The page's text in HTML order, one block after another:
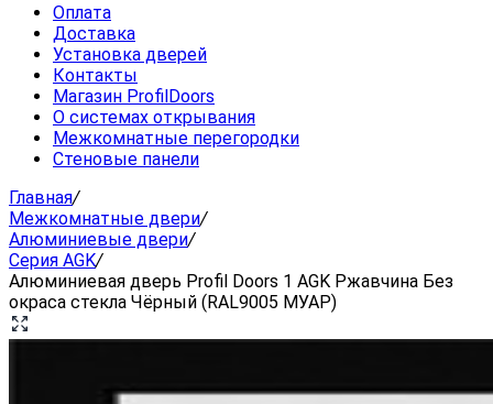
Оплата
Доставка
Установка дверей
Контакты
Магазин ProfilDoors
О системах открывания
Межкомнатные перегородки
Стеновые панели
Главная/
Межкомнатные двери/
Алюминиевые двери/
Серия AGK/
Алюминиевая дверь Profil Doors 1 AGK Ржавчина Без
окраса стекла Чёрный (RAL9005 МУАР)